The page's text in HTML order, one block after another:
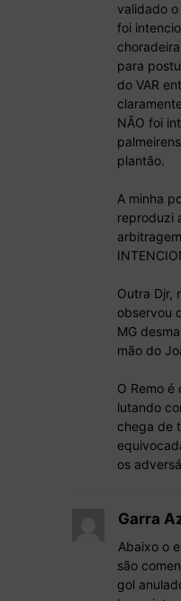
validado
foi
para
do VAR
NÃO foi
plantão.
A minha
reproduzi
Outra Djr,
observou
MG
mão do
O Remo é
lutando
chega de
os
Garra
Abaixo o
são
gol